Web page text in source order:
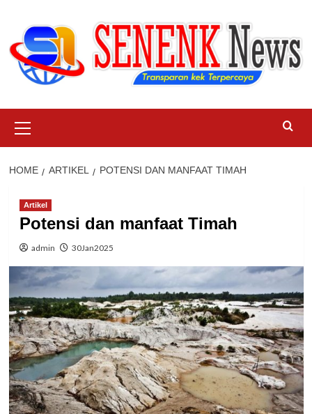
content
Menu
HOME ARTIKEL POTENSI DAN MANFAAT TIMAH
Artikel
Potensi dan manfaat Timah
admin 30Jan2025